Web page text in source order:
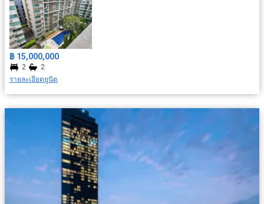
฿ 15,000,000
2
2
รายละเอียดยูนิต